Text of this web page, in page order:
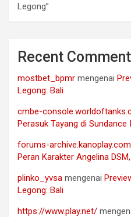
Legong”
Recent
mostbet_bpmr mengenai
Legong: Bali
cmbe-
Perasuk Tayang di
forums-archive.kanoplay.com
Peran Karakter Angelina
plinko_yvsa mengenai
Legong: Bali
https://www.play.net/